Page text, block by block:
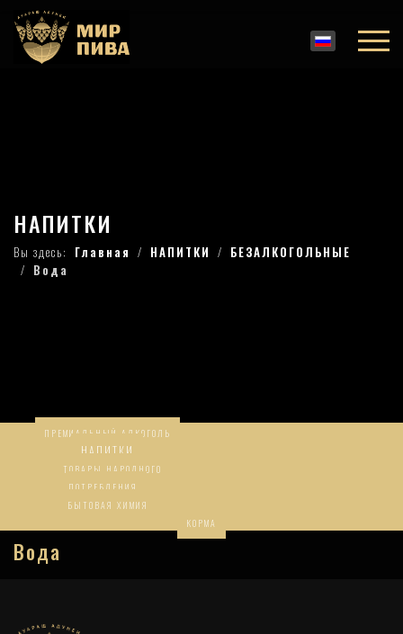
НАПИТКИ
Вы здесь: Главная НАПИТКИ
БЕЗАЛКОГОЛЬНЫЕ
Вода
ПРЕМИАЛЬНЫЙ АЛКОГОЛЬ
НАПИТКИ
ТОВАРЫ НАРОДНОГО
ПОТРЕБЛЕНИЯ
БЫТОВАЯ ХИМИЯ
КОРМА
Вода